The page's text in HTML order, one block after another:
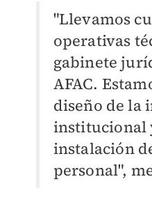
"Llevamos
operativas
gabinete
AFAC.
diseño de la
institucional
instalación
personal",